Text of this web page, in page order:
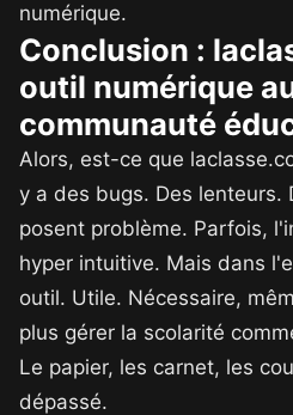
numérique.
Conclusion :
outil numérique
communauté
Alors, est-ce que
y a des bugs. Des lenteurs.
posent problème. Parfois,
hyper intuitive. Mais dans
outil. Utile. Nécessaire,
plus gérer la scolarité
Le papier, les carnet, les
dépassé.